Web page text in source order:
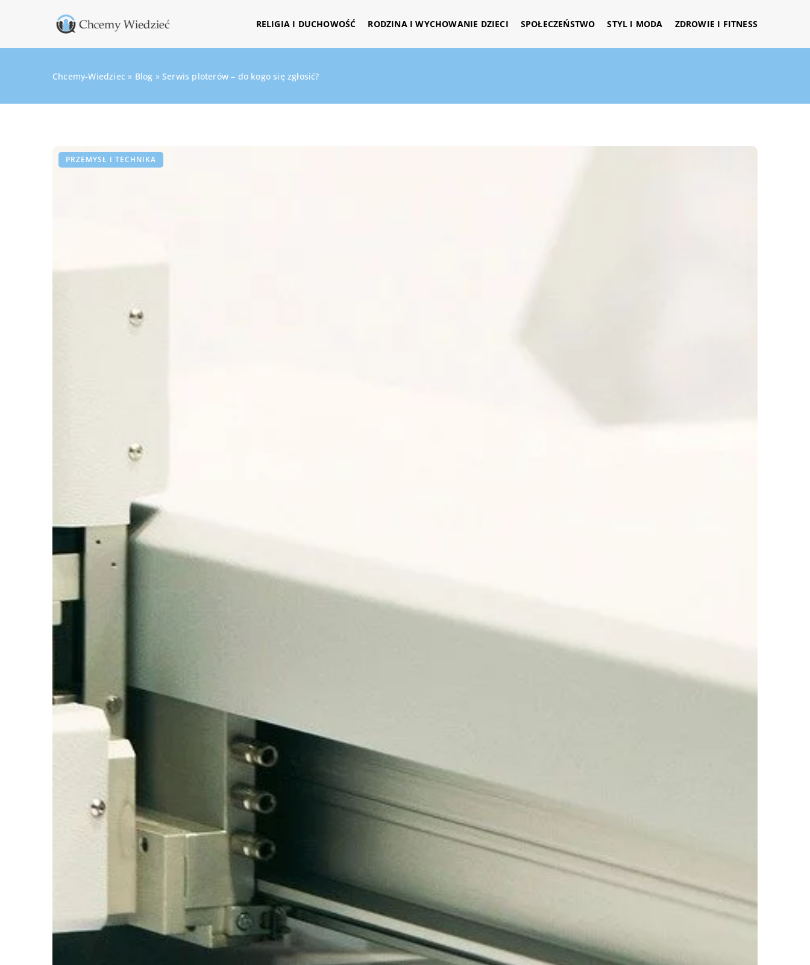
RELIGIA I DUCHOWOŚĆ RODZINA I WYCHOWANIE DZIECI SPOŁECZEŃSTWO STYL I MODA ZDROWIE I FITNESS
Chcemy-Wiedziec » Blog »Serwis ploterów – do kogo się zgłosić?
PRZEMYSŁ I TECHNIKA